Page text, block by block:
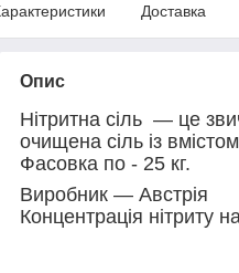
Доставка
Опис
Нітритна сіль — це
очищена сіль із
Фасовка по - 25 кг.
Виробник — Австрія
Концентрація нітриту